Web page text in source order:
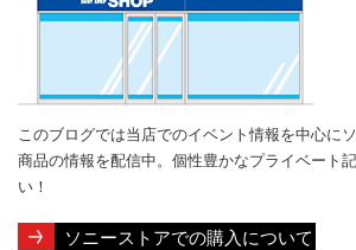
このブログでは当店でのイベント情報を中心に
商品の情報を配信中。個性豊かなプライベート
い！
ソニーストアでの購入について